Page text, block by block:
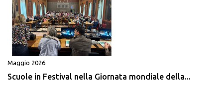
Maggio 2026
Scuole in Festival nella Giornata mondiale della...